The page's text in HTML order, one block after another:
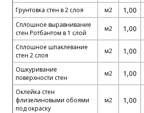
Грунтовка стен в 2 слоя м2 1,00
Сплошное выравнивание
стен Ротбантом в 1 слой
м2 1,00
Сплошное шпаклевание
стен 2 слоя
м2 1,00
Ошкуривание
поверхности стен
м2 1,00
Оклейка стен
флизелиновыми обоями
под окраску
м2 1,00